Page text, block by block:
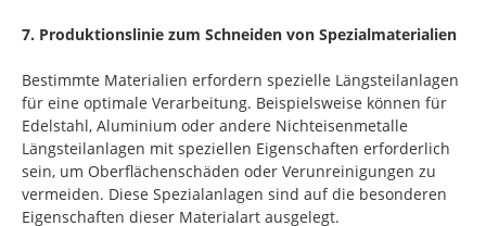
7. Produktionslinie zum Schneiden von Spezialmaterialien
Bestimmte Materialien erfordern spezielle Längsteilanlagen
für eine optimale Verarbeitung. Beispielsweise können für
Edelstahl, Aluminium oder andere Nichteisenmetalle
Längsteilanlagen mit speziellen Eigenschaften erforderlich
sein, um Oberflächenschäden oder Verunreinigungen zu
vermeiden. Diese Spezialanlagen sind auf die besonderen
Eigenschaften dieser Materialart ausgelegt.